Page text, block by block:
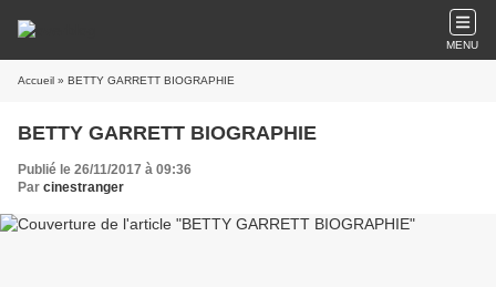
MENU
Accueil » BETTY GARRETT BIOGRAPHIE
BETTY GARRETT BIOGRAPHIE
Publié le 26/11/2017 à 09:36
Par cinestranger